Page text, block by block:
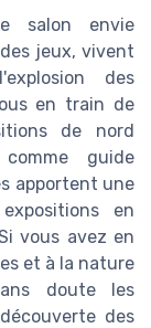
salon envie
jeux, vivent
des
en train de
de nord
guide
apportent une
en
vous avez en
et à la nature
doute les
des